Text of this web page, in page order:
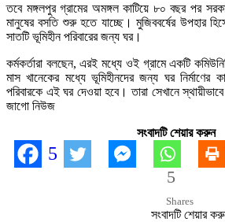
তবে মঙ্গলপুর গ্রামের অমঙ্গল কাটিয়ে ৮০ বছর পর
মানুষের বসতি শুরু হতে যাচ্ছে। মুজিববর্ষের উপহার
সাতটি ভূমিহীন পরিবারের জন্য ঘর।
কর্মকর্তারা বলছেন, এরই মধ্যে ওই গ্রামে একটি
মাস খানেকের মধ্যে ভূমিহীনদের জন্য ঘর নির্মাণের
পরিবারকে এই ঘর দেওয়া হবে। তারা সেখানে
জাগো নিউজ
সংবাদটি শেয়ার করুন
5
5
Shares
সংবাদটি শেয়ার